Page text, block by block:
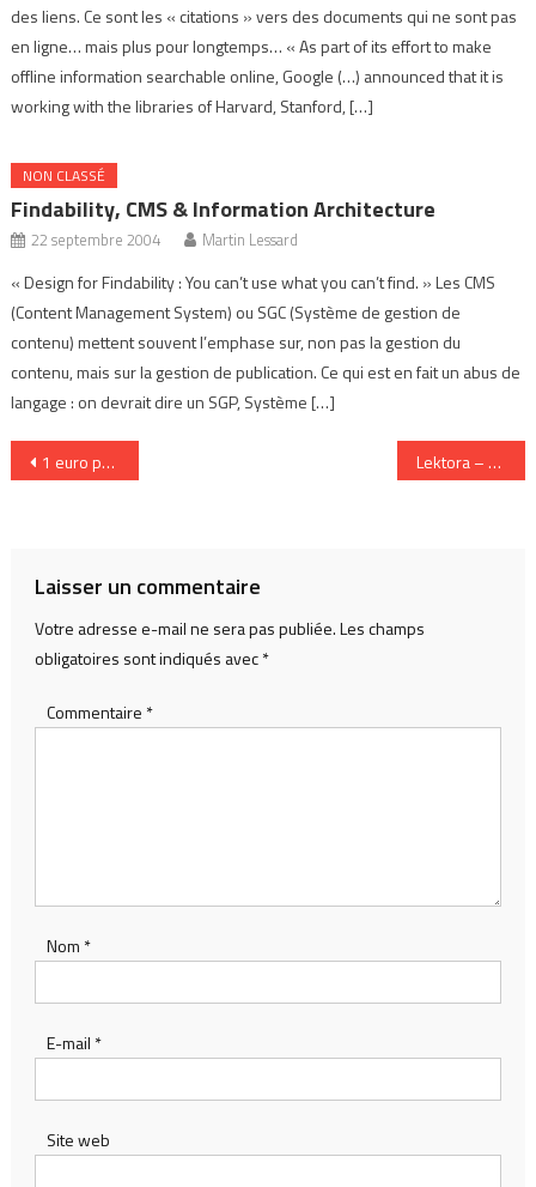
des liens. Ce sont les « citations » vers des documents qui ne sont pas
en ligne… mais plus pour longtemps… « As part of its effort to make
offline information searchable online, Google (…) announced that it is
working with the libraries of Harvard, Stanford, […]
NON CLASSÉ
Findability, CMS & Information Architecture
22 septembre 2004 Martin Lessard
« Design for Findability : You can’t use what you can’t find. » Les CMS
(Content Management System) ou SGC (Système de gestion de
contenu) mettent souvent l’emphase sur, non pas la gestion du
contenu, mais sur la gestion de publication. Ce qui est en fait un abus de
langage : on devrait dire un SGP, Système […]
Navigation
1 euro par jour pour Linux Lektora – un agrégateur 100 % francophone
Laisser un commentaire
Votre adresse e-mail ne sera pas publiée.Les champs
obligatoires sont indiqués avec*
Commentaire *
Nom *
E-mail *
Site web